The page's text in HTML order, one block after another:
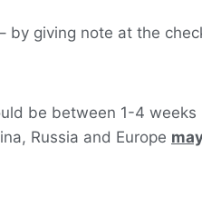
by giving note at the
be between 1-4 weeks
Russia and Europe